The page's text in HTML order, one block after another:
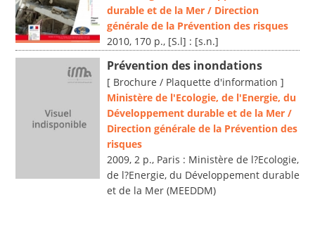
durable et de la Mer / Direction
générale de la Prévention des risques
2010, 170 p., [S.l] : [s.n.]
Prévention des inondations
[ Brochure / Plaquette d'information ]
Ministère de l'Ecologie, de l'Energie, du
Développement durable et de la Mer /
Direction générale de la Prévention des
risques
2009, 2 p., Paris : Ministère de l?Ecologie,
de l?Energie, du Développement durable
et de la Mer (MEEDDM)